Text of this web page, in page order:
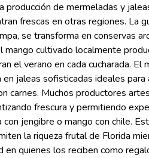
de mermeladas y
frescas en otras regiones. La
se transforma en conservas
mango cultivado localmente
el verano en cada cucharada. El
jaleas sofisticadas ideales para
carnes. Muchos productores
frescura y permitiendo
jengibre o mango con chile.
la riqueza frutal de Florida
en quienes los reciben como